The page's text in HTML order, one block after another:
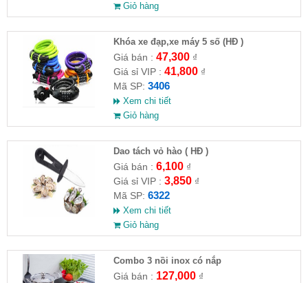
Giỏ hàng
Khóa xe đạp,xe máy 5 số (HĐ )
Giá bán : 47,300₫
Giá sỉ VIP : 41,800₫
Mã SP: 3406
Xem chi tiết
Giỏ hàng
Dao tách vỏ hào ( HĐ )
Giá bán : 6,100₫
Giá sỉ VIP : 3,850₫
Mã SP: 6322
Xem chi tiết
Giỏ hàng
Combo 3 nồi inox có nắp
Giá bán : 127,000₫